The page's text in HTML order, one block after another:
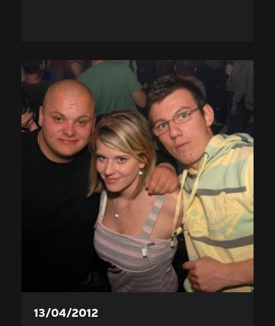
13/04/2012